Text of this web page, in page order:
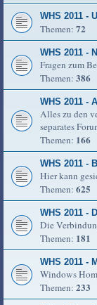
WHS 2011 -
Themen: 72
WHS 2011 -
Fragen zum
Themen: 386
WHS 2011 -
Alles zu den
separates
Themen: 166
WHS 2011 -
Hier kann
Themen: 625
WHS 2011 -
Die
Themen: 181
WHS 2011 -
Windows
Themen: 233